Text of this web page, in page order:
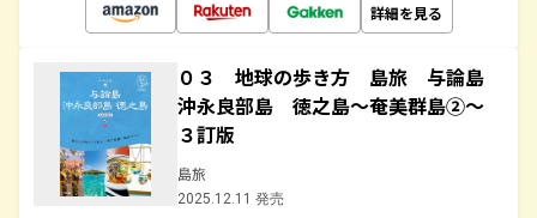
詳細を見る
０３ 地球の歩き方 島旅 与論島
沖永良部島 徳之島～奄美群島②～
３訂版
島旅
2025.12.11 発売